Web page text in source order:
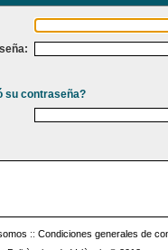
su contraseña?
:: Condiciones generales de